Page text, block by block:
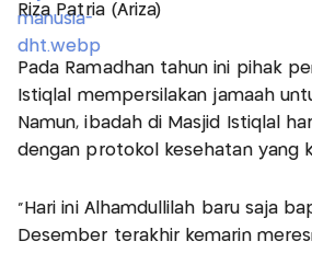
Riza Patria (Ariza)
Pada Ramadhan tahun ini pihak
Istiqlal mempersilakan jamaah
Namun, ibadah di Masjid Istiqlal
dengan protokol kesehatan yang
“Hari ini Alhamdullilah baru saja
Desember terakhir kemarin